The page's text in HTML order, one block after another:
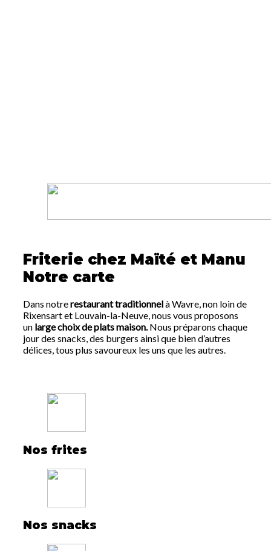
Friterie chez Maïté et Manu
Notre carte
Dans notrerestaurant traditionnelà Wavre, non loin de
Rixensart et Louvain-la-Neuve, nous vous proposons
un large choix de plats maison.Nous préparons chaque
jour des snacks, des burgers ainsi que bien d’autres
délices, tous plus savoureux les uns que les autres.
Nos frites
Nos snacks